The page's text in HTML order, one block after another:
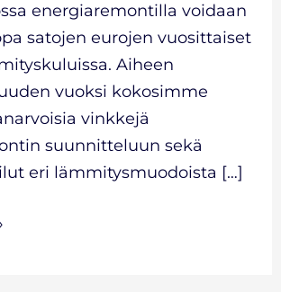
energiaremontilla voidaan
satojen eurojen vuosittaiset
Aiheen
vuoksi kokosimme
vinkkejä
suunnitteluun sekä
eri lämmitysmuodoista […]